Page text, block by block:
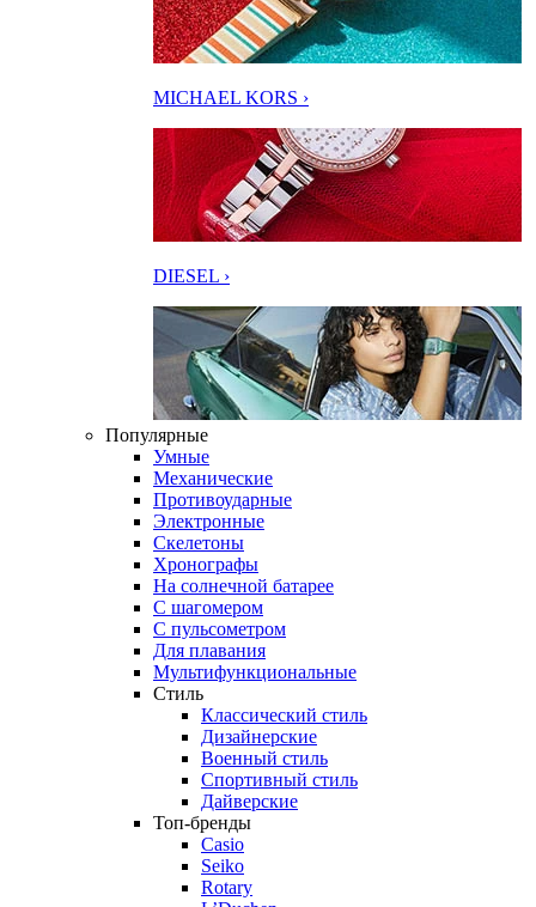
MICHAEL KORS ›
DIESEL ›
Популярные
Умные
Механические
Противоударные
Электронные
Скелетоны
Хронографы
На солнечной батарее
С шагомером
С пульсометром
Для плавания
Мультифункциональные
Стиль
Классический стиль
Дизайнерские
Военный стиль
Спортивный стиль
Дайверские
Топ-бренды
Casio
Seiko
Rotary